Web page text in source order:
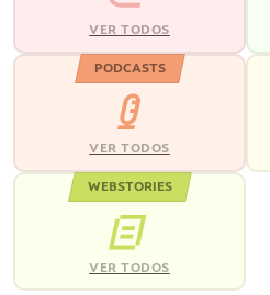
VER TODOS
PODCASTS
VER TODOS
WEBSTORIES
VER TODOS